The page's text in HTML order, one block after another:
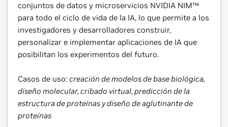
conjuntos de datos y microservicios NVIDIA NIM™
para todo el ciclo de vida de la IA, lo que permite a los
investigadores y desarrolladores construir,
personalizar e implementar aplicaciones de IA que
posibilitan los experimentos del futuro.
Casos de uso: creación de modelos de base biológica,
diseño molecular, cribado virtual, predicción de la
estructura de proteínas y diseño de aglutinante de
proteínas